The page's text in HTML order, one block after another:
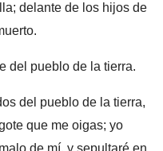
delante de los hijos de
del pueblo de la tierra.
del pueblo de la tierra,
que me oigas; yo
de mí, y sepultaré en